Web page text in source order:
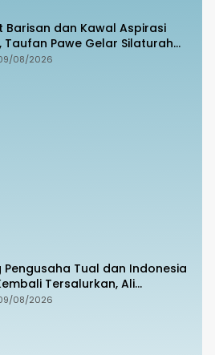
Barisan dan Kawal Aspirasi
Taufan Pawe Gelar Silaturahmi
Pengurus Golkar Parepare
08/2026
Pengusaha Tual dan Indonesia
Tersalurkan, Ali
Apresiasi Penyelesaian Afid
08/2026